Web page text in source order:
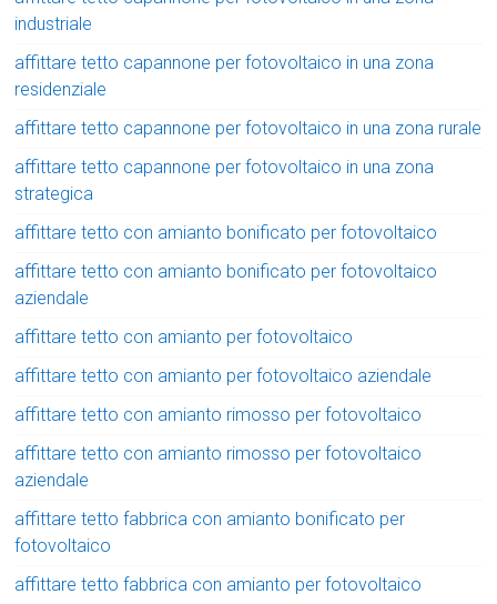
industriale
affittare tetto capannone per fotovoltaico in una zona
residenziale
affittare tetto capannone per fotovoltaico in una zona rurale
affittare tetto capannone per fotovoltaico in una zona
strategica
affittare tetto con amianto bonificato per fotovoltaico
affittare tetto con amianto bonificato per fotovoltaico
aziendale
affittare tetto con amianto per fotovoltaico
affittare tetto con amianto per fotovoltaico aziendale
affittare tetto con amianto rimosso per fotovoltaico
affittare tetto con amianto rimosso per fotovoltaico
aziendale
affittare tetto fabbrica con amianto bonificato per
fotovoltaico
affittare tetto fabbrica con amianto per fotovoltaico